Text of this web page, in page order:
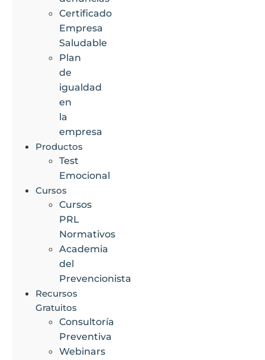
Certificado
Empresa
Saludable
Plan
de
igualdad
en
la
empresa
Productos
Test
Emocional
Cursos
Cursos
PRL
Normativos
Academia
del
Prevencionista
Recursos
Gratuitos
Consultoría
Preventiva
Webinars